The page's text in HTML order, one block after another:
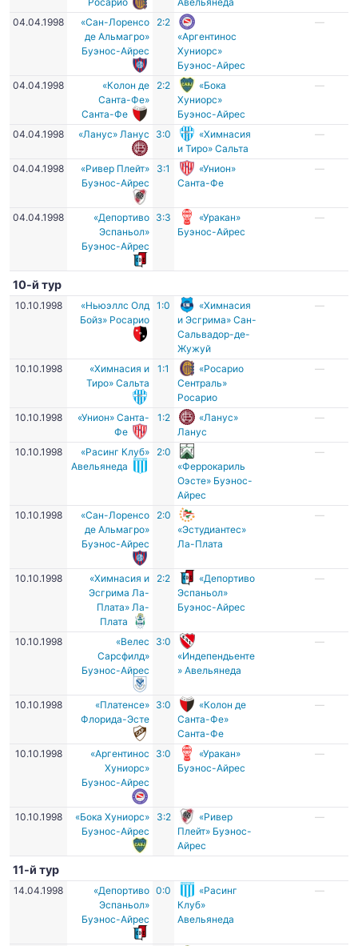
04.04.1998
«Сан-Лоренсо
де Альмагро»
Буэнос-Айрес
2:2
«Аргентинос
Хуниорс»
Буэнос-Айрес
—
04.04.1998
«Колон де
Санта-Фе»
Санта-Фе
2:2
«Бока
Хуниорс»
Буэнос-Айрес
—
04.04.1998 «Ланус» Ланус 3:0
«Химнасия
и Тиро» Сальта
—
04.04.1998
«Ривер Плейт»
Буэнос-Айрес
3:1
«Унион»
Санта-Фе
—
04.04.1998
«Депортиво
Эспаньол»
Буэнос-Айрес
3:3
«Уракан»
Буэнос-Айрес
—
10-й тур
10.10.1998
«Ньюэллс Олд
Бойз» Росарио
1:0
«Химнасия
и Эсгрима» Сан-
Сальвадор-де-
Жужуй
—
10.10.1998
«Химнасия и
Тиро» Сальта
1:1
«Росарио
Сентраль»
Росарио
—
10.10.1998
«Унион» Санта-
Фе
1:2
«Ланус»
Ланус
—
10.10.1998
«Расинг Клуб»
Авельянеда
2:0
«Феррокариль
Оэсте» Буэнос-
Айрес
—
10.10.1998
«Сан-Лоренсо
де Альмагро»
Буэнос-Айрес
2:0
«Эстудиантес»
Ла-Плата
—
10.10.1998
«Химнасия и
Эсгрима Ла-
Плата» Ла-
Плата
2:2
«Депортиво
Эспаньол»
Буэнос-Айрес
—
10.10.1998
«Велес
Сарсфилд»
Буэнос-Айрес
3:0
«Индепендьенте
» Авельянеда
—
10.10.1998
«Платенсе»
Флорида-Эсте
3:0
«Колон де
Санта-Фе»
Санта-Фе
—
10.10.1998
«Аргентинос
Хуниорс»
Буэнос-Айрес
3:0
«Уракан»
Буэнос-Айрес
—
10.10.1998
«Бока Хуниорс»
Буэнос-Айрес
3:2
«Ривер
Плейт» Буэнос-
Айрес
—
11-й тур
14.04.1998
«Депортиво
Эспаньол»
Буэнос-Айрес
0:0
«Расинг
Клуб»
Авельянеда
—